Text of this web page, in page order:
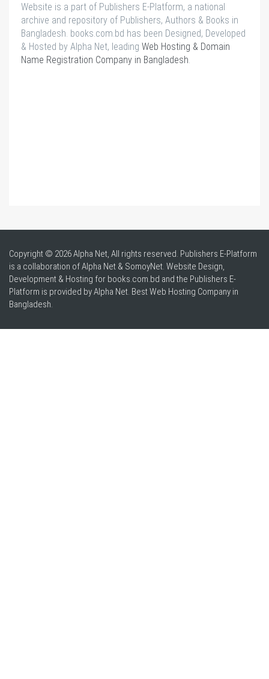
Website is a part of Publishers E-Platform, a national
archive and repository of Publishers, Authors & Books in
Bangladesh. books.com.bd has been Designed, Developed
& Hosted by Alpha Net, leading Web Hosting & Domain
Name Registration Company in Bangladesh
Copyright © 2026 Alpha Net, All rights reserved. Publishers E-Platform
is a collaboration of Alpha Net & SomoyNet. Website Design,
Development & Hosting for books.com.bd and the Publishers E-
Platform is provided by Alpha Net. BestWeb Hosting Company in
Bangladesh.